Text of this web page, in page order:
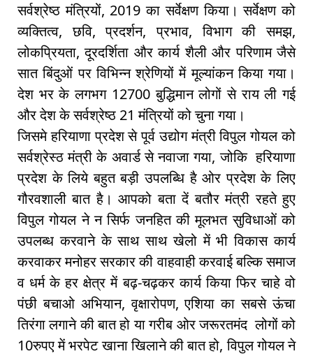
सर्वश्रेष्ठ मंत्रियों, 2019 का सर्वेक्षण किया। सर्वेक्षण को
व्यक्तित्व, छवि, प्रदर्शन, प्रभाव, विभाग की समझ,
लोकप्रियता, दूरदर्शिता और कार्य शैली और परिणाम जैसे
सात बिंदुओं पर विभिन्न श्रेणियों में मूल्यांकन किया गया।
देश भर के लगभग 12700 बुद्धिमान लोगों से राय ली गई
और देश के सर्वश्रेष्ठ 21 मंत्रियों को चुना गया।
जिसमे हरियाणा प्रदेश से पूर्व उद्योग मंत्री विपुल गोयल को
सर्वश्रेस्ठ मंत्री के अवार्ड से नवाजा गया, जोकि हरियाणा
प्रदेश के लिये बहुत बड़ी उपलब्धि है ओर प्रदेश के लिए
गौरवशाली बात है। आपको बता दें बतौर मंत्री रहते हुए
विपुल गोयल ने न सिर्फ जनहित की मूलभत सुविधाओं को
उपलब्ध करवाने के साथ साथ खेलो में भी विकास कार्य
करवाकर मनोहर सरकार की वाहवाही करवाई बल्कि समाज
व धर्म के हर क्षेत्र में बढ़-चढ़कर कार्य किया फिर चाहे वो
पंछी बचाओ अभियान, वृक्षारोपण, एशिया का सबसे ऊंचा
तिरंगा लगाने की बात हो या गरीब ओर जरूरतमंद लोगों को
10रुपए में भरपेट खाना खिलाने की बात हो, विपुल गोयल ने